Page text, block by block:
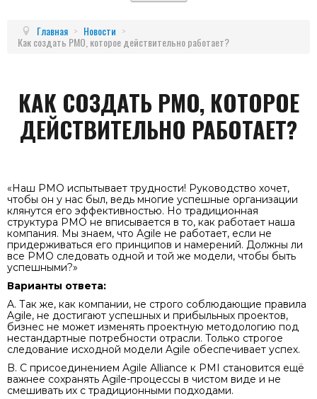
Главная > Новости >
Как создать PMO, которое действительно работает?
КАК СОЗДАТЬ PMO, КОТОРОЕ
ДЕЙСТВИТЕЛЬНО РАБОТАЕТ?
«Наш PMO испытывает трудности! Руководство хочет,
чтобы он у нас был, ведь многие успешные организации
клянутся его эффективностью. Но традиционная
структура PMO не вписывается в то, как работает наша
компания. Мы знаем, что Agile не работает, если не
придерживаться его принципов и намерений. Должны ли
все PMO следовать одной и той же модели, чтобы быть
успешными?»
Варианты ответа:
A. Так же, как компании, не строго соблюдающие правила
Agile, не достигают успешных и прибыльных проектов,
бизнес не может изменять проектную методологию под
нестандартные потребности отрасли. Только строгое
следование исходной модели Agile обеспечивает успех.
B. С присоединением Agile Alliance к PMI становится ещё
важнее сохранять Agile-процессы в чистом виде и не
смешивать их с традиционными подходами.